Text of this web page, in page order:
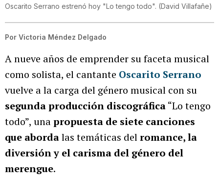
Oscarito Serrano estrenó hoy "Lo tengo todo". (David Villafañe)
Por Victoria Méndez Delgado
A nueve años de emprender su faceta musical
como solista, el cantante Oscarito Serrano
vuelve a la carga del género musical con su
segunda producción discográfica“Lo tengo
todo”, unapropuesta de siete canciones
que abordalas temáticas delromance, la
diversión y el carisma del género del
merengue.